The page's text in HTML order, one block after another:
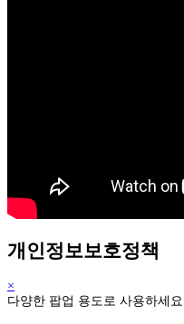
개인정보보호정책
×
다양한 팝업 용도로 사용하세